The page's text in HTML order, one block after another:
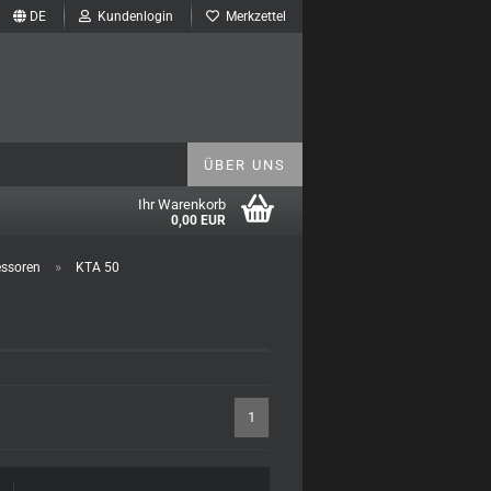
DE Kundenlogin Merkzettel
Ihr Warenkorb
0,00 EUR
ÜBER UNS
» KTA 50
1